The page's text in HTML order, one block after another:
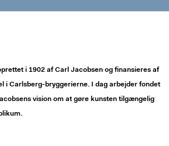
i 1902 af Carl Jacobsen og finansieres af
i Carlsberg-bryggerierne. I dag arbejder fondet
vision om at gøre kunsten tilgængelig